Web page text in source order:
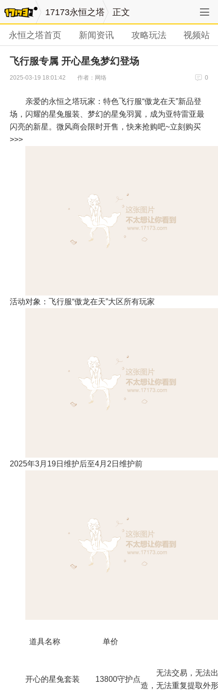
17173永恒之塔 正文
永恒之塔首页 新闻资讯 攻略玩法 视频站
飞行服专属 开心星兔梦幻登场
2025-03-19 18:01:42 作者：网络 0
亲爱的永恒之塔玩家：特色飞行服“傲龙在天”新品登
场，闪耀的星兔服装、梦幻的星兔羽翼，成为亚特雷亚最
闪亮的新星。微风商会限时开售，快来抢购吧~立刻购买
>>>
活动对象：飞行服“傲龙在天”大区所有玩家
2025年3月19日维护后至4月2日维护前
道具名称 单价
开心的星兔套装 13800守护点
无法交易，无法
造，无法重复提取外